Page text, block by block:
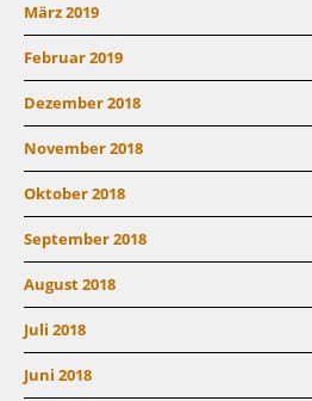
März 2019
Februar 2019
Dezember 2018
November 2018
Oktober 2018
September 2018
August 2018
Juli 2018
Juni 2018